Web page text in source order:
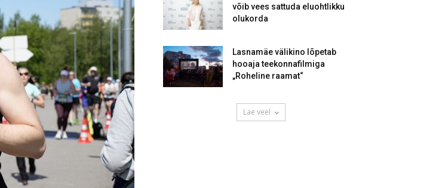
võib vees sattuda eluohtlikku
olukorda
Lasnamäe välikino lõpetab
hooaja teekonnafilmiga
„Roheline raamat“
Lae veel